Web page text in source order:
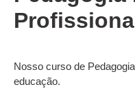
Nosso curso de
educação.